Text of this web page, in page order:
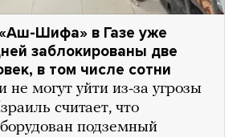
Шифа» в Газе уже
заблокированы две
в том числе сотни
не могут уйти из-за угрозы
считает, что
подземный